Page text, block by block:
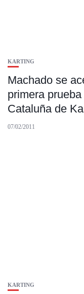
KARTING
Machado se
primera
Cataluña de
07/02/2011
KARTING